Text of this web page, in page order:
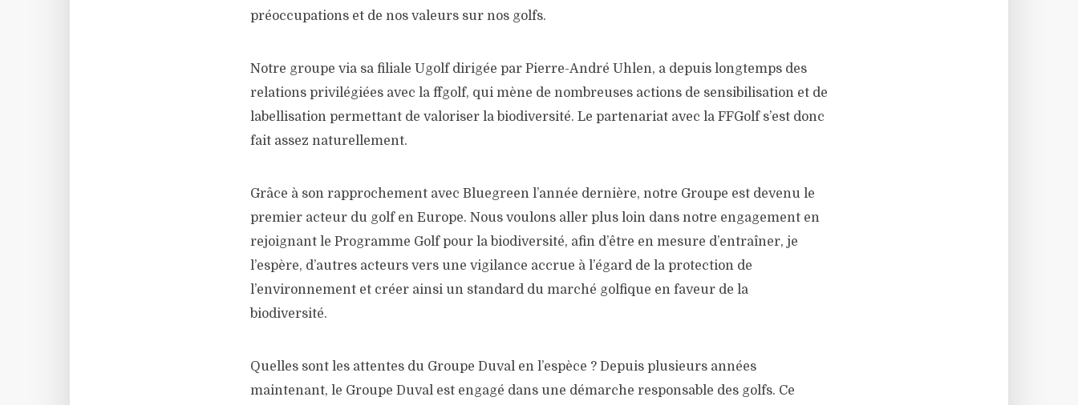
préoccupations et de nos valeurs sur nos golfs.
Notre groupe via sa filiale Ugolf dirigée par Pierre-André Uhlen, a depuis longtemps des
relations privilégiées avec la ffgolf, qui mène de nombreuses actions de sensibilisation et de
labellisation permettant de valoriser la biodiversité. Le partenariat avec la FFGolf s’est donc
fait assez naturellement.
Grâce à son rapprochement avec Bluegreen l’année dernière, notre Groupe est devenu le
premier acteur du golf en Europe. Nous voulons aller plus loin dans notre engagement en
rejoignant le Programme Golf pour la biodiversité, afin d’être en mesure d’entraîner, je
l’espère, d’autres acteurs vers une vigilance accrue à l’égard de la protection de
l’environnement et créer ainsi un standard du marché golfique en faveur de la
biodiversité.
Quelles sont les attentes du Groupe Duval en l’espèce ? Depuis plusieurs années
maintenant, le Groupe Duval est engagé dans une démarche responsable des golfs. Ce